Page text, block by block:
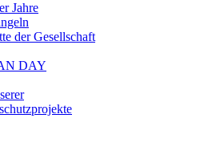
Jahre
der Gesellschaft
DAY